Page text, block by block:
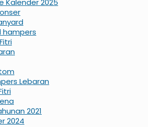
Kalender 2025
hampers
Lebaran
2021
2024